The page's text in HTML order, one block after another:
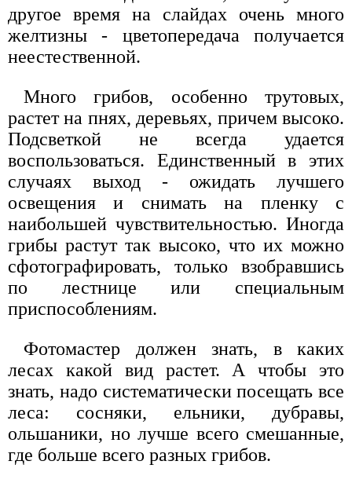
другое время на слайдах очень много
желтизны - цветопередача получается
неестественной.
Много грибов, особенно трутовых,
растет на пнях, деревьях, причем высоко.
Подсветкой не всегда удается
воспользоваться. Единственный в этих
случаях выход - ожидать лучшего
освещения и снимать на пленку с
наибольшей чувствительностью. Иногда
грибы растут так высоко, что их можно
сфотографировать, только взобравшись
по лестнице или специальным
приспособлениям.
Фотомастер должен знать, в каких
лесах какой вид растет. А чтобы это
знать, надо систематически посещать все
леса: сосняки, ельники, дубравы,
ольшаники, но лучше всего смешанные,
где больше всего разных грибов.